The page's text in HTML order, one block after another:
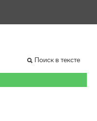
Поиск в тексте